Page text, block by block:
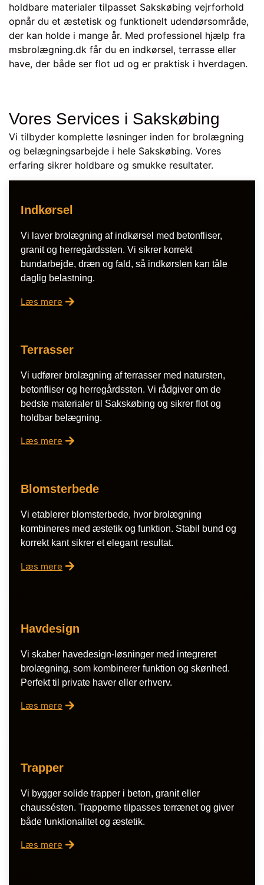
holdbare materialer tilpasset Sakskøbing vejrforhold
opnår du et æstetisk og funktionelt udendørsområde,
der kan holde i mange år. Med professionel hjælp fra
msbrolægning.dk får du en indkørsel, terrasse eller
have, der både ser flot ud og er praktisk i hverdagen.
Vores Services i Sakskøbing
Vi tilbyder komplette løsninger inden for brolægning
og belægningsarbejde i hele Sakskøbing. Vores
erfaring sikrer holdbare og smukke resultater.
Indkørsel
Vi laver brolægning af indkørsel med betonfliser,
granit og herregårdssten. Vi sikrer korrekt
bundarbejde, dræn og fald, så indkørslen kan tåle
daglig belastning.
Læs mere
Terrasser
Vi udfører brolægning af terrasser med natursten,
betonfliser og herregårdssten. Vi rådgiver om de
bedste materialer til Sakskøbing og sikrer flot og
holdbar belægning.
Læs mere
Blomsterbede
Vi etablerer blomsterbede, hvor brolægning
kombineres med æstetik og funktion. Stabil bund og
korrekt kant sikrer et elegant resultat.
Læs mere
Havdesign
Vi skaber havedesign-løsninger med integreret
brolægning, som kombinerer funktion og skønhed.
Perfekt til private haver eller erhverv.
Læs mere
Trapper
Vi bygger solide trapper i beton, granit eller
chaussésten. Trapperne tilpasses terrænet og giver
både funktionalitet og æstetik.
Læs mere